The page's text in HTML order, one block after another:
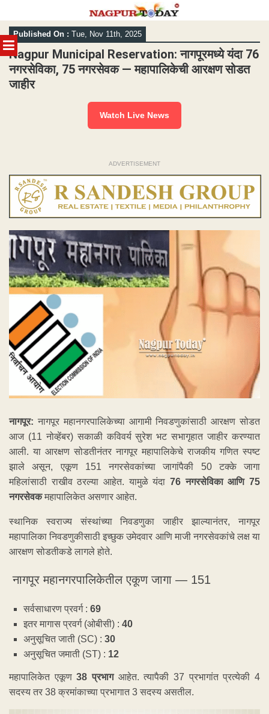
MENU
Skip
to
content
Published On : Tue, Nov 11th, 2025
Nagpur Municipal Reservation: नागपूरमध्ये यंदा 76
नगरसेविका, 75 नगरसेवक — महापालिकेची आरक्षण सोडत
जाहीर
Watch Live News
ADVERTISEMENT
नागपूर: नागपूर महानगरपालिकेच्या आगामी निवडणुकांसाठी आरक्षण सोडत
आज (11 नोव्हेंबर) सकाळी कविवर्य सुरेश भट सभागृहात जाहीर करण्यात
आली. या आरक्षण सोडतीनंतर नागपूर महापालिकेचे राजकीय गणित स्पष्ट
झाले असून, एकूण 151 नगरसेवकांच्या जागांपैकी 50 टक्के जागा
महिलांसाठी राखीव ठरल्या आहेत. यामुळे यंदा 76 नगरसेविका आणि 75
नगरसेवकमहापालिकेत असणार आहेत.
स्थानिक स्वराज्य संस्थांच्या निवडणुका जाहीर झाल्यानंतर, नागपूर
महापालिका निवडणुकीसाठी इच्छुक उमेदवार आणि माजी नगरसेवकांचे लक्ष या
आरक्षण सोडतीकडे लागले होते.
नागपूर महानगरपालिकेतील एकूण जागा — 151
सर्वसाधारण प्रवर्ग : 69
इतर मागास प्रवर्ग (ओबीसी) : 40
अनुसूचित जाती (SC) : 30
अनुसूचित जमाती (ST) : 12
महापालिकेत एकूण38 प्रभागआहेत. त्यापैकी 37 प्रभागांत प्रत्येकी 4
सदस्य तर 38 क्रमांकाच्या प्रभागात 3 सदस्य असतील.